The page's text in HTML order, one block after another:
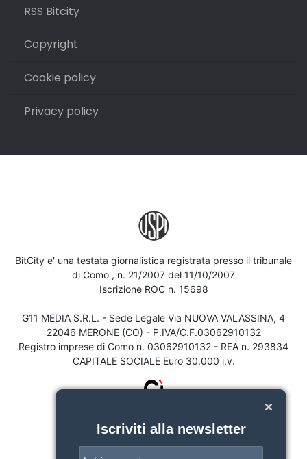
RSS Bitcity
Copyright
Cookie policy
Privacy policy
BitCity e' una testata giornalistica registrata presso il tribunale
di Como , n. 21/2007 del 11/10/2007
Iscrizione ROC n. 15698
G11 MEDIA S.R.L. - Sede Legale Via NUOVA VALASSINA, 4
22046 MERONE (CO) - P.IVA/C.F.03062910132
Registro imprese di Como n. 03062910132 - REA n. 293834
CAPITALE SOCIALE Euro 30.000 i.v.
Iscriviti alla newsletter